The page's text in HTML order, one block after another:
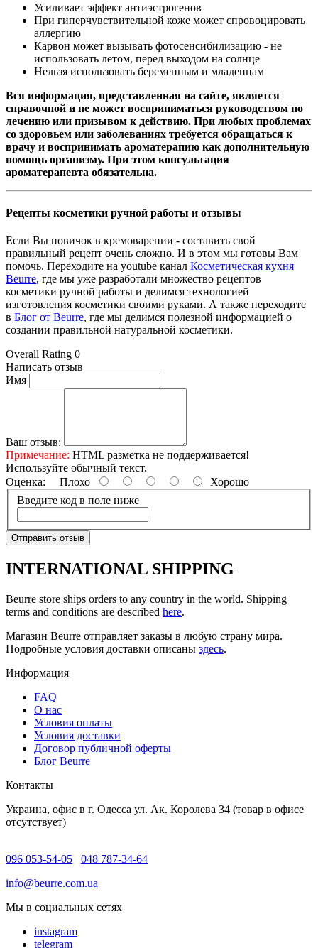
Усиливает эффект антиэстрогенов
При гиперчувствительной коже может спровоцировать
аллергию
Карвон может вызывать фотосенсибилизацию - не
использовать летом, перед выходом на солнце
Нельзя использовать беременным и младенцам
Вся информация, представленная на сайте, является
справочной и не может восприниматься руководством по
лечению или призывом к действию. При любых проблемах
со здоровьем или заболеваниях требуется обращаться к
врачу и воспринимать ароматерапию как дополнительную
помощь организму. При этом консультация
ароматерапевта обязательна.
Рецепты косметики ручной работы и отзывы
Если Вы новичок в кремоварении - составить свой
правильный рецепт очень сложно. И в этом мы готовы Вам
помочь. Переходите на youtube канал Косметическая кухня
Beurre, где мы уже разработали множество рецептов
косметики ручной работы и делимся технологией
изготовления косметики своими руками. А также переходите
в Блог от Beurre, где мы делимся полезной информацией о
создании правильной натуральной косметики.
Overall Rating 0
Написать отзыв
Имя
Ваш отзыв:
Примечание: HTML разметка не поддерживается!
Используйте обычный текст.
Оценка: Плохо
Хорошо
Введите код в поле ниже
Отправить отзыв
INTERNATIONAL SHIPPING
Beurre store ships orders to any country in the world. Shipping
terms and conditions are described here.
Магазин Beurre отправляет заказы в любую страну мира.
Подробные условия доставки описаны здесь.
Информация
FAQ
O нас
Условия оплаты
Условия доставки
Договор публичной оферты
Блог Beurre
Контакты
Украина, офис в г. Одесса ул. Ак. Королева 34 (товар в офисе
отсутствует)
096 053-54-05
048 787-34-64
info@beurre.com.ua
Мы в социальных сетях
instagram
telegram